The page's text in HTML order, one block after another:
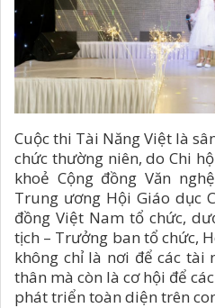
Cuộc thi Tài Năng Việt là
chức thường niên, do Chi
khoẻ Cộng đồng Văn
Trung ương Hội Giáo dục
đồng Việt Nam tổ chức,
tịch – Trưởng ban tổ chức,
không chỉ là nơi để các tài
thân mà còn là cơ hội để
phát triển toàn diện trên